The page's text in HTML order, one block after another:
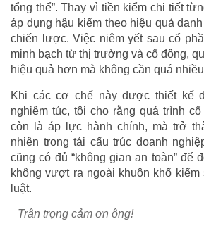
tổng thể”. Thay vì tiền kiểm chi tiết
áp dụng hậu kiểm theo hiệu quả
chiến lược. Việc niêm yết sau cổ
minh bạch từ thị trường và cổ đông,
hiệu quả hơn mà không cần quá
Khi các cơ chế này được thiết kế
nghiêm túc, tôi cho rằng quá trình
còn là áp lực hành chính, mà trở
nhiên trong tái cấu trúc doanh
cũng có đủ “không gian an toàn” để
không vượt ra ngoài khuôn khổ kiểm
luật.
Trân trọng cảm ơn ông!